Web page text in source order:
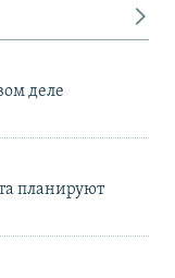
деле
планируют